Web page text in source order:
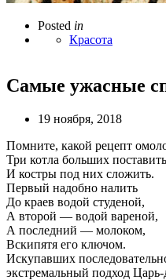
Posted in
Красота
Самые ужасные
19 ноября, 2018
Помните, какой рецепт
Три котла больших поставить
И костры под них сложить.
Первый надобно налить
До краев водой студеной,
А второй — водой вареной,
А последний — молоком,
Вскипятя его ключом.
Искупавших
экстремальный подход